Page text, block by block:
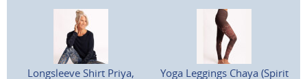
Longsleeve Shirt Priya,
Yoga Leggings Chaya (Spirit